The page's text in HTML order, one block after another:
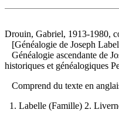
Drouin, Gabriel, 1913-1980,
[Généalogie de Joseph
Généalogie ascendante de
historiques et généalogiques
Comprend du texte en
1. Labelle (Famille) 2.